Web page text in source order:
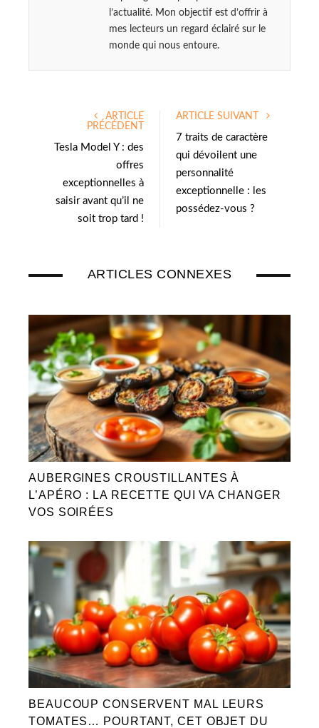
l’actualité. Mon objectif est d’offrir à
mes lecteurs un regard éclairé sur le
monde qui nous entoure.
ARTICLE
PRÉCÉDENT
Tesla Model Y : des
offres
exceptionnelles à
saisir avant qu’il ne
soit trop tard !
ARTICLE SUIVANT
7 traits de caractère
qui dévoilent une
personnalité
exceptionnelle : les
possédez-vous ?
ARTICLES CONNEXES
AUBERGINES CROUSTILLANTES À
L’APÉRO : LA RECETTE QUI VA CHANGER
VOS SOIRÉES
BEAUCOUP CONSERVENT MAL LEURS
TOMATES… POURTANT, CET OBJET DU